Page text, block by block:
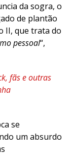
da sogra, o
de plantão
II, que trata do
pessoal“,
fãs e outras
se
um absurdo